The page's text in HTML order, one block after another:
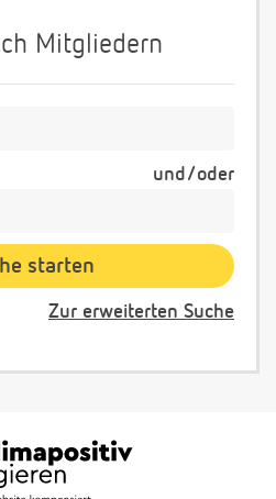
Mitgliedern
und/oder
Zur erweiterten Suche